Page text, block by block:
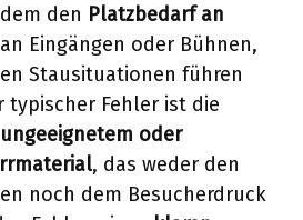
den Platzbedarf an
Eingängen oder Bühnen,
Stausituationen führen
typischer Fehler ist die
ungeeignetem oder
, das weder den
noch dem Besucherdruck